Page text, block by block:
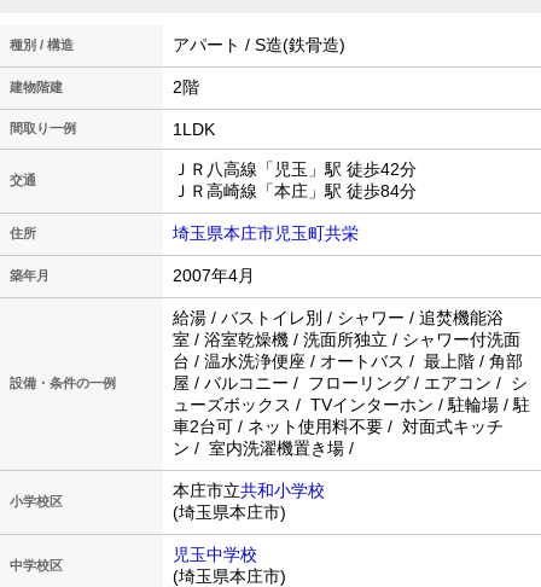
種別 / 構造 アパート / S造(鉄骨造)
建物階建 2階
間取り一例 1LDK
交通
ＪＲ八高線「児玉」駅 徒歩42分
ＪＲ高崎線「本庄」駅 徒歩84分
住所 埼玉県本庄市児玉町共栄
築年月 2007年4月
設備・条件の一例
給湯 / バストイレ別 / シャワー / 追焚機能浴
室 / 浴室乾燥機 / 洗面所独立 / シャワー付洗面
台 / 温水洗浄便座 / オートバス / 最上階 / 角部
屋 / バルコニー / フローリング / エアコン / シ
ューズボックス / TVインターホン / 駐輪場 / 駐
車2台可 / ネット使用料不要 / 対面式キッチ
ン / 室内洗濯機置き場 /
小学校区
本庄市立共和小学校
(埼玉県本庄市)
中学校区
児玉中学校
(埼玉県本庄市)